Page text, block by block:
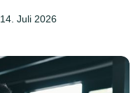
14. Juli 2026